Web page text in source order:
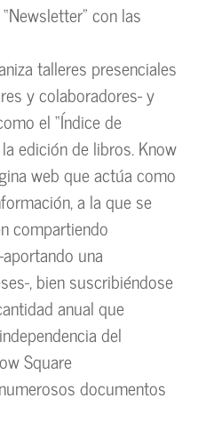
con las
talleres presenciales
y colaboradores- y
el “Índice de
edición de libros. Know
web que actúa como
a la que se
compartiendo
una
, bien suscribiéndose
anual que
del
Square
documentos